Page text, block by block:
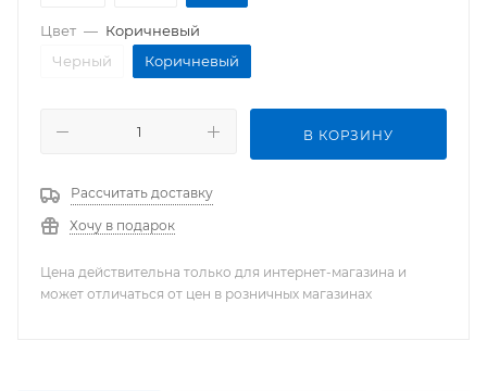
Цвет — Коричневый
Черный
Коричневый
В КОРЗИНУ
Рассчитать доставку
Хочу в подарок
Цена действительна только для интернет-магазина и
может отличаться от цен в розничных магазинах